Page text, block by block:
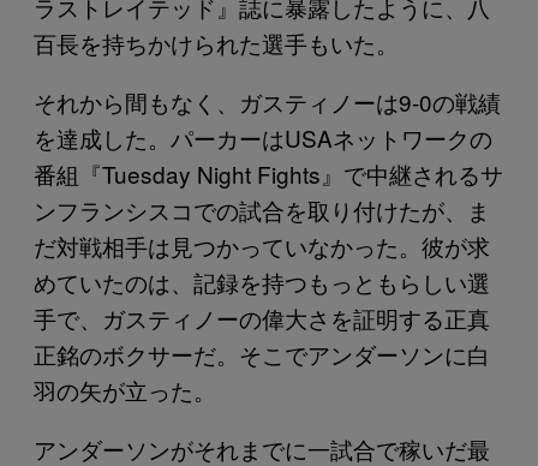
ラストレイテッド』誌に暴露したように、八
百長を持ちかけられた選手もいた。
それから間もなく、ガスティノーは9-0の戦績
を達成した。パーカーはUSAネットワークの
番組『Tuesday Night Fights』で中継されるサ
ンフランシスコでの試合を取り付けたが、ま
だ対戦相手は見つかっていなかった。彼が求
めていたのは、記録を持つもっともらしい選
手で、ガスティノーの偉大さを証明する正真
正銘のボクサーだ。そこでアンダーソンに白
羽の矢が立った。
アンダーソンがそれまでに一試合で稼いだ最